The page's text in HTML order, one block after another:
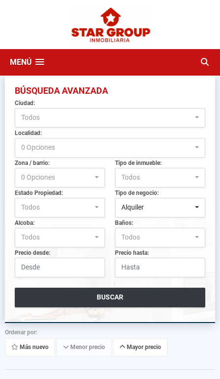
MENÚ
BÚSQUEDA AVANZADA
Ciudad:
Todos
Localidad:
0 Opciones
Zona / barrio:
0 Opciones
Tipo de inmueble:
Todos
Estado Propiedad:
Todos
Tipo de negocio:
Alquiler
Alcoba:
Todos
Baños:
Todos
Precio desde: Precio hasta:
BUSCAR
Ordenar por:
Más nuevo Menor precio Mayor precio